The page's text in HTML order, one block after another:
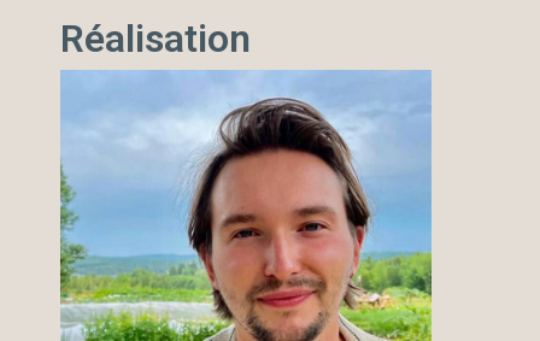
Réalisation